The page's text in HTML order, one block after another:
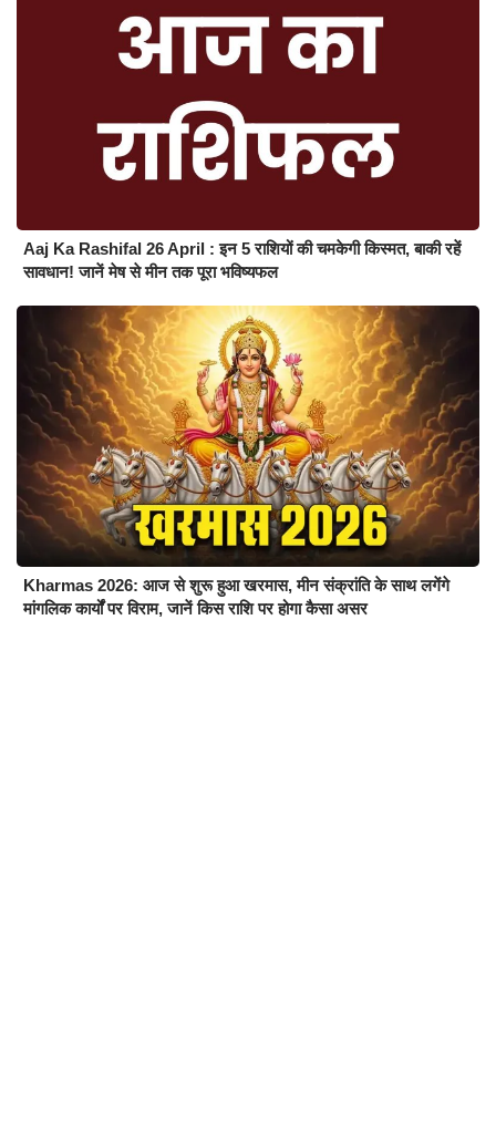
Aaj Ka Rashifal 26 April : इन 5 राशियों की चमकेगी किस्मत, बाकी रहें
सावधान! जानें मेष से मीन तक पूरा भविष्यफल
Kharmas 2026: आज से शुरू हुआ खरमास, मीन संक्रांति के साथ लगेंगे
मांगलिक कार्यों पर विराम, जानें किस राशि पर होगा कैसा असर